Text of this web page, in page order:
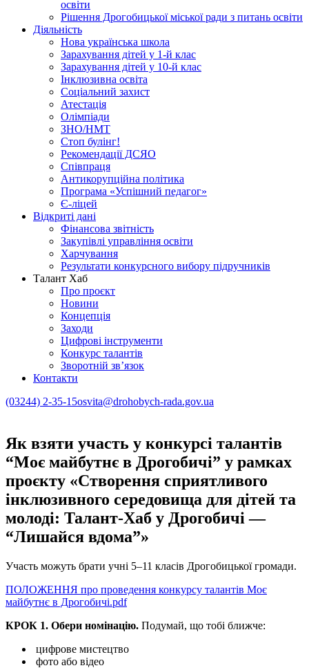
освіти
Рішення Дрогобицької міської ради з питань освіти
Діяльність
Нова українська школа
Зарахування дітей у 1-й клас
Зарахування дітей у 10-й клас
Інклюзивна освіта
Соціальний захист
Атестація
Олімпіади
ЗНО/НМТ
Стоп булінг!
Рекомендації ДСЯО
Співпраця
Антикорупційна політика
Програма «Успішний педагог»
Є-ліцей
Відкриті дані
Фінансова звітність
Закупівлі управління освіти
Харчування
Результати конкурсного вибору підручників
Талант Хаб
Про проєкт
Новини
Концепція
Заходи
Цифрові інструменти
Конкурс талантів
Зворотній зв’язок
Контакти
(03244) 2-35-15osvita@drohobych-rada.gov.ua
Як взяти участь у конкурсі талантів
“Моє майбутнє в Дрогобичі” у рамках
проєкту «Створення сприятливого
інклюзивного середовища для дітей та
молоді: Талант-Хаб у Дрогобичі —
“Лишайся вдома”»
Участь можуть брати учні 5–11 класів Дрогобицької громади.
ПОЛОЖЕННЯ про проведення конкурсу талантів Моє
майбутнє в Дрогобичі.pdf
КРОК 1. Обери номінацію. Подумай, що тобі ближче:
цифрове мистецтво
фото або відео